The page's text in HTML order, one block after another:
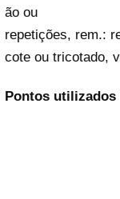
ão ou
repetições, rem.:
cote ou tricotado,
Pontos